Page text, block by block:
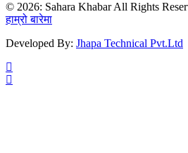
© 2026: Sahara Khabar All Rights
हाम्रो बारेमा
Developed By: Jhapa Technical Pvt.Ltd